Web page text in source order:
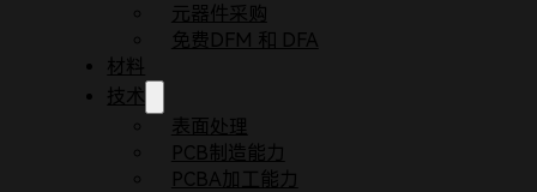
元器件采购
免费DFM 和 DFA
材料
技术
表面处理
PCB制造能力
PCBA加工能力